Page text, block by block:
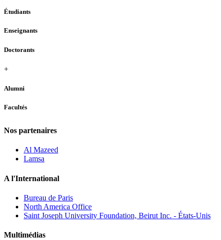
Étudiants
Enseignants
Doctorants
+
Alumni
Facultés
Nos partenaires
Al Mazeed
Lamsa
A l'International
Bureau de Paris
North America Office
Saint Joseph University Foundation, Beirut Inc. - États-Unis
Multimédias